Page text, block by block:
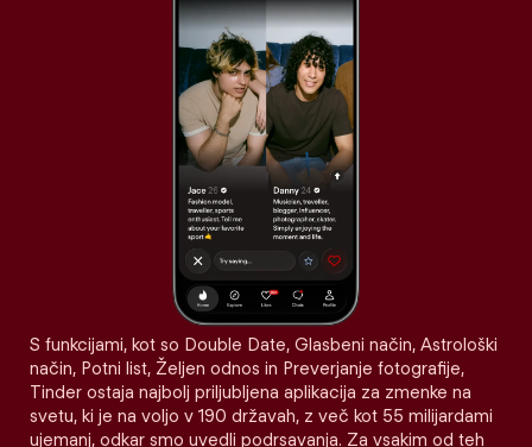
S funkcijami, kot so Double Date, Glasbeni način, Astrološki
način, Potni list, Željen odnos in Preverjanje fotografije,
Tinder ostaja najbolj priljubljena aplikacija za zmenke na
svetu, ki je na voljo v 190 državah, z več kot 55 milijardami
ujemanj, odkar smo uvedli podrsavanja. Za vsakim od teh